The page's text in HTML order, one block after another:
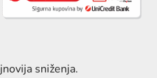
sniženja.